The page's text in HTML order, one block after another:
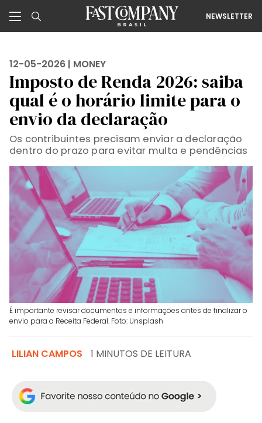
NEWSLETTER
12-05-2026 | MONEY
Imposto de Renda 2026: saiba
qual é o horário limite para o
envio da declaração
Os contribuintes precisam enviar a declaração
dentro do prazo para evitar multa e pendências
É importante revisar documentos e informações antes de finalizar o
envio para a Receita Federal. Foto: Unsplash
LILIAN CAMPOS 1 MINUTOS DE LEITURA